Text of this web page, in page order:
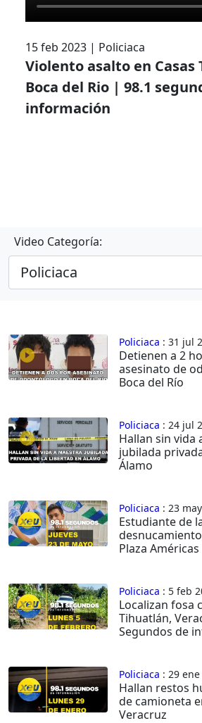
15 feb 2023 | Policiaca
Violento asalto en Casas
Boca del Rio | 98.1
información
Video Categoría:
Policiaca : 31 jul
Detienen a 2
asesinato de
Boca del Río
Policiaca : 24 jul
Hallan sin vida
jubilada
Álamo
Policiaca : 23
Estudiante de
Plaza
Policiaca : 5 feb
Localizan fosa
Tihuatlán,
Segundos de
Policiaca : 29
Hallan restos
de camioneta
Veracruz